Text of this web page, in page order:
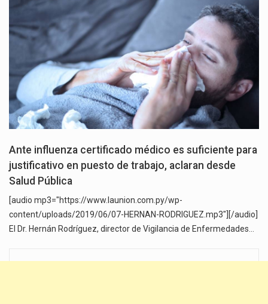
Ante influenza certificado médico es suficiente para
justificativo en puesto de trabajo, aclaran desde
Salud Pública
[audio mp3="https://www.launion.com.py/wp-
content/uploads/2019/06/07-HERNAN-RODRIGUEZ.mp3"][/audio]
El Dr. Hernán Rodríguez, director de Vigilancia de Enfermedades…